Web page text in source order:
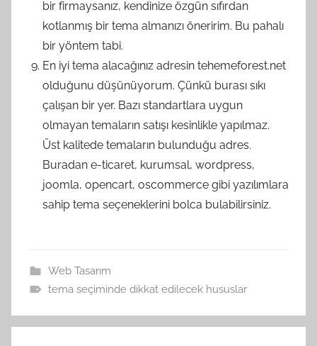
bir firmaysanız, kendinize özgün sıfırdan
kotlanmış bir tema almanızı öneririm. Bu pahalı
bir yöntem tabi.
En iyi tema alacağınız adresin tehemeforest.net
olduğunu düşünüyorum. Çünkü burası sıkı
çalışan bir yer. Bazı standartlara uygun
olmayan temaların satışı kesinlikle yapılmaz.
Üst kalitede temaların bulunduğu adres.
Buradan e-ticaret, kurumsal, wordpress,
joomla, opencart, oscommerce gibi yazılımlara
sahip tema seçeneklerini bolca bulabilirsiniz.
Web Tasarım
tema seçiminde dikkat edilecek hususlar